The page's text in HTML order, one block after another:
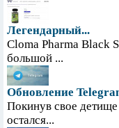
Легендарный...
Cloma Pharma Black
большой ...
Обновление
Покинув свое
остался...